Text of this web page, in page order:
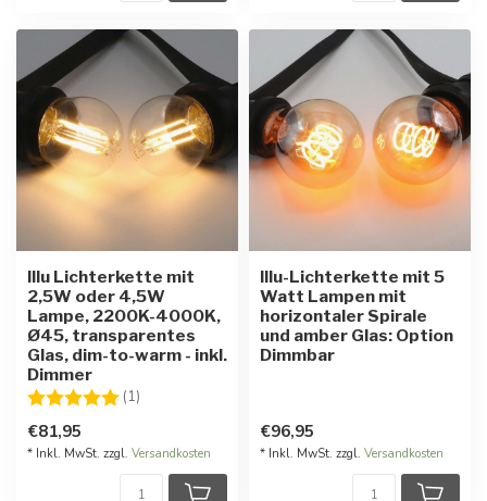
Illu Lichterkette mit
2,5W oder 4,5W
Lampe, 2200K-4000K,
Ø45, transparentes
Glas, dim-to-warm - inkl.
Dimmer
Bewertung:
(1)
€81,95
* Inkl. MwSt. zzgl. Versandkosten
Illu-Lichterkette mit 5
Watt Lampen mit
horizontaler Spirale
und amber Glas: Option
Dimmbar
€96,95
* Inkl. MwSt. zzgl. Versandkosten